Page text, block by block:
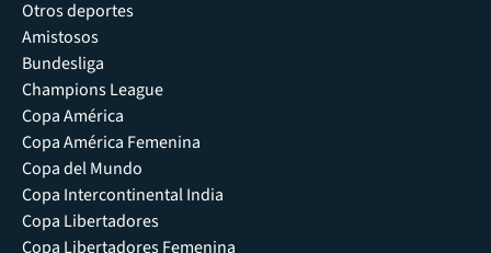
Otros deportes
Amistosos
Bundesliga
Champions League
Copa América
Copa América Femenina
Copa del Mundo
Copa Intercontinental India
Copa Libertadores
Copa Libertadores Femenina